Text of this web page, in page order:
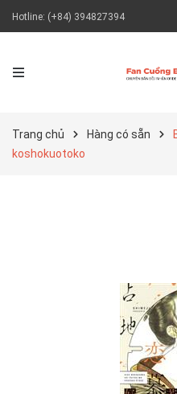
Hotline: (+84) 394827394
Trang chủ Hàng có sẵn
koshokuotoko